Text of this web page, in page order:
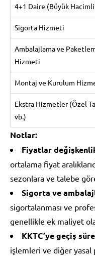
4+1 Daire (Büyük Hacimli
Sigorta Hizmeti
Ambalajlama ve
Hizmeti
Montaj ve Kurulum
Ekstra Hizmetler (Özel
vb.)
Notlar:
Fiyatlar
ortalama fiyat
sezonlara ve talebe
Sigorta ve
sigortalanması ve
genellikle ek maliyet
KKTC’ye geçiş
işlemleri ve diğer